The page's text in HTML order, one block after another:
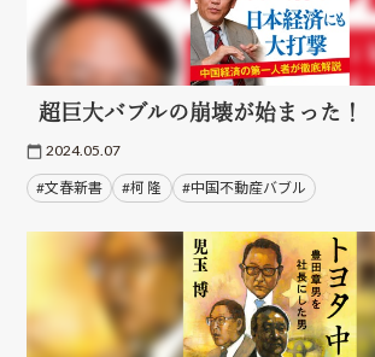
超巨大バブルの崩壊が始まった！
2024.05.07
#文春新書 #柯 隆 #中国不動産バブル